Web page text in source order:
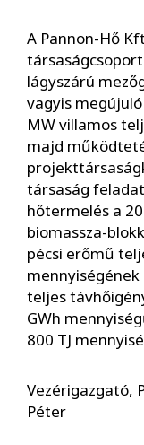
A Pannon-Hő
lágyszárú
vagyis
MW villamos
majd
társaság
hőtermelés a
biomassza-
pécsi erőmű
teljes
GWh
800 TJ
Vezérigazgató,
Péter